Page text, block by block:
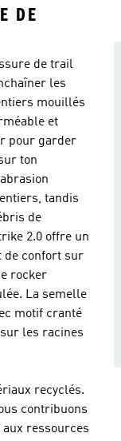
DE
de trail
les
mouillés
et
pour garder
ton
tandis
de
2.0 offre un
de confort sur
rocker
La semelle
motif cranté
les racines
recyclés.
contribuons
ressources